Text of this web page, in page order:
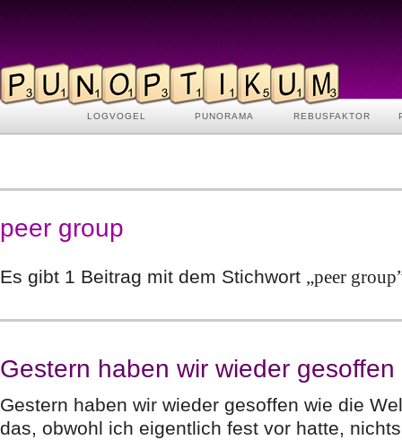
LOGVOGEL PUNORAMA REBUSFAKTOR
peer group
Es gibt 1 Beitrag mit dem Stichwort „peer
Gestern haben wir wieder
Gestern haben wir wieder gesoffen wie die
das, obwohl ich eigentlich fest vor hatte,